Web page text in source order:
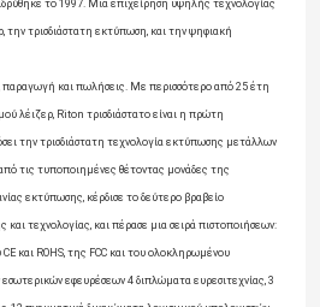
λέιζερ
εκτυπωτής
τιτανίου
το 1997. Μια επιχείρηση υψηλής τεχνολογίας
την τρισδιάστατη εκτύπωση, και την ψηφιακή
παραγωγή και πωλήσεις. Με περισσότερο από 25 έτη
λέιζερ, Riton τρισδιάστατο είναι η πρώτη
την τρισδιάστατη τεχνολογία εκτύπωσης μετάλλων
τις τυποποιημένες θέτοντας μονάδες της
εκτύπωσης, κέρδισε το δεύτερο βραβείο
τεχνολογίας, και πέρασε μια σειρά πιστοποιήσεων:
και ROHS, της FCC και του ολοκληρωμένου
εφευρέσεων 4 διπλώματα ευρεσιτεχνίας, 3